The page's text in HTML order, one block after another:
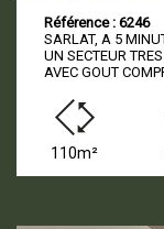
Référence : 6246
SARLAT, A 5
UN SECTEUR
AVEC GOUT
110m²